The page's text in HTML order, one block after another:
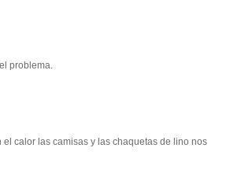
problema.
calor las camisas y las chaquetas de lino nos